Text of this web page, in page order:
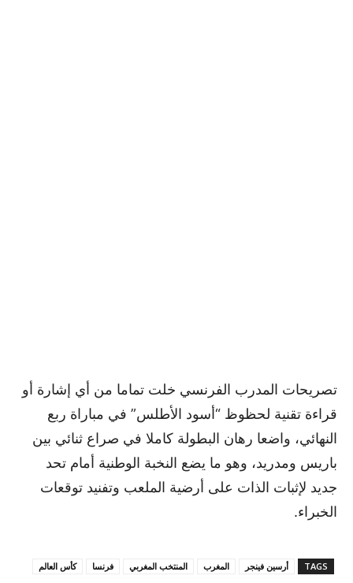
تصريحات المدرب الفرنسي خلت تماما من أي إشارة أو
قراءة تقنية لحظوظ “أسود الأطلس” في مباراة ربع
النهائي، واضعا رهان البطولة كاملا في صراع ثنائي بين
باريس ومدريد، وهو ما يضع النخبة الوطنية أمام تحد
جديد لإثبات الذات على أرضية الملعب وتفنيد توقعات
الخبراء.
TAGS أرسين فينجر المغرب المنتخب المغربي فرنسا كأس العالم